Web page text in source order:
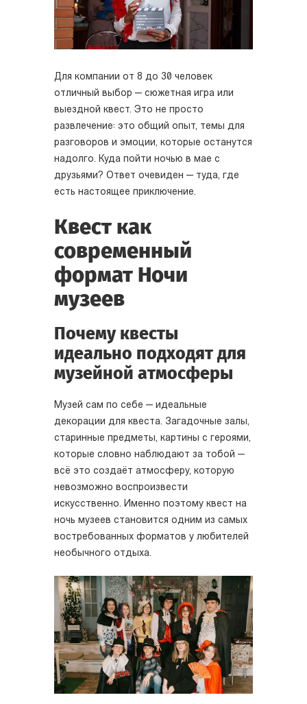
Для компании от 8 до 30 человек
отличный выбор — сюжетная игра или
выездной квест. Это не просто
развлечение: это общий опыт, темы для
разговоров и эмоции, которые останутся
надолго. Куда пойти ночью в мае с
друзьями? Ответ очевиден — туда, где
есть настоящее приключение.
Квест как
современный
формат Ночи
музеев
Почему квесты
идеально подходят для
музейной атмосферы
Музей сам по себе — идеальные
декорации для квеста. Загадочные залы,
старинные предметы, картины с героями,
которые словно наблюдают за тобой —
всё это создаёт атмосферу, которую
невозможно воспроизвести
искусственно. Именно поэтому квест на
ночь музеев становится одним из самых
востребованных форматов у любителей
необычного отдыха.